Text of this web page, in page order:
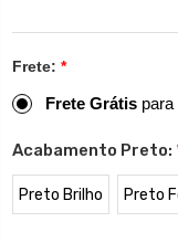
Frete: *
Frete Grátis para
Acabamento Preto:
Preto Brilho Preto